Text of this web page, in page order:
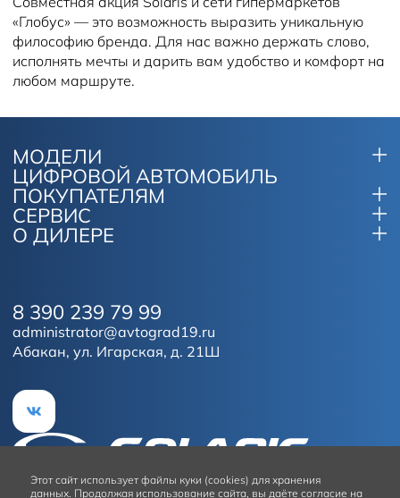
«Глобус» — это возможность выразить уникальную
философию бренда. Для нас важно держать слово,
исполнять мечты и дарить вам удобство и комфорт на
любом маршруте.
МОДЕЛИ
ЦИФРОВОЙ АВТОМОБИЛЬ
ПОКУПАТЕЛЯМ
СЕРВИС
О ДИЛЕРЕ
Абакан, ул. Игарская, д. 21Ш
8 390 239 79 99
administrator@avtograd19.ru
Этот сайт использует файлы куки (cookies) для хранения
данных. Продолжая использование сайта, вы даёте согласие на